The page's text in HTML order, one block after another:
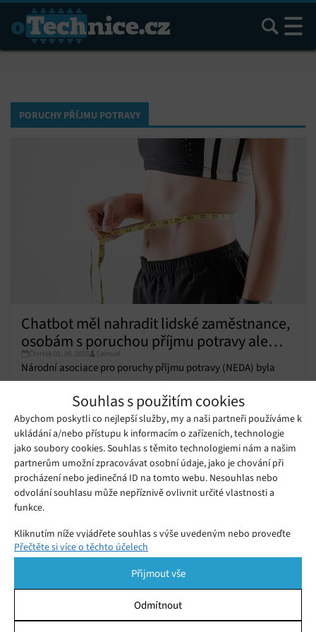
Souhlas s použitím cookies
Abychom poskytli co nejlepší služby, my a naši partneři používáme k
ukládání a/nebo přístupu k informacím o zařízeních, technologie
jako soubory cookies. Souhlas s těmito technologiemi nám a našim
partnerům umožní zpracovávat osobní údaje, jako je chování při
procházení nebo jedinečná ID na tomto webu. Nesouhlas nebo
odvolání souhlasu může nepříznivě ovlivnit určité vlastnosti a
funkce.
Kliknutím níže vyjádřete souhlas s výše uvedeným nebo proveďte
podrobnější rozhodnutí. Vaše volby budou použity pouze na tomto
pomocí přepínačů v Zásadách cookies nebo kliknutím na tlačítko
Spravovat souhlas ve spodní části obrazovky.
Přečtěte si více o těchto účelech
Přijmout vše
Odmítnout
Hledat
PORUCHY PŘÍJMU POTRAVY
Chatbot měl nahradit lidské zaměstnance,
osobám s poruchou příjmu potravy ale
rozdával nebezpečné rady
Čtvrtek 01. 06. 2023 Samuel
Národní asociace pro poruchy příjmu potravy (NEDA) byla
informace, které byly pro uživatele potenciálně nebezpečné a
nesouvisely s programem.
YouTube omezuje videa s tematikou
poruch příjmu potravy
Středa 19. 04. 2023 Samuel
Instagram se zaměřil na pomoc